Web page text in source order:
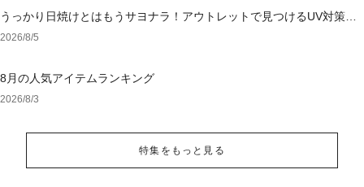
うっかり日焼けとはもうサヨナラ！アウトレットで見つけるUV対策ウ
ェア
2026/8/5
8月の人気アイテムランキング
2026/8/3
特集をもっと見る